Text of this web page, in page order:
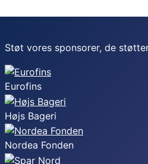
Støt vores sponsorer, de
Eurofins
Højs Bageri
Nordea Fonden